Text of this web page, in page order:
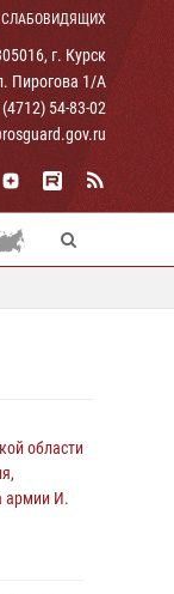
СЛАБОВИДЯЩИХ
г. Курск
Пирогова 1/А
54-83-02
области
армии И.